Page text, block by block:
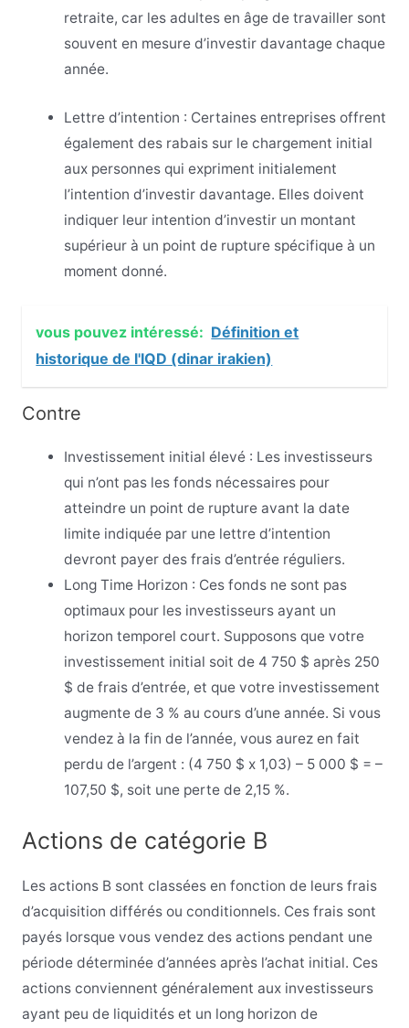
retraite, car les adultes en âge de travailler sont
souvent en mesure d’investir davantage chaque
année.
Lettre d’intention : Certaines entreprises offrent
également des rabais sur le chargement initial
aux personnes qui expriment initialement
l’intention d’investir davantage. Elles doivent
indiquer leur intention d’investir un montant
supérieur à un point de rupture spécifique à un
moment donné.
vous pouvez intéressé: Définition et
historique de l'IQD (dinar irakien)
Contre
Investissement initial élevé : Les investisseurs
qui n’ont pas les fonds nécessaires pour
atteindre un point de rupture avant la date
limite indiquée par une lettre d’intention
devront payer des frais d’entrée réguliers.
Long Time Horizon : Ces fonds ne sont pas
optimaux pour les investisseurs ayant un
horizon temporel court. Supposons que votre
investissement initial soit de 4 750 $ après 250
$ de frais d’entrée, et que votre investissement
augmente de 3 % au cours d’une année. Si vous
vendez à la fin de l’année, vous aurez en fait
perdu de l’argent : (4 750 $ x 1,03) – 5 000 $ = –
107,50 $, soit une perte de 2,15 %.
Actions de catégorie B
Les actions B sont classées en fonction de leurs frais
d’acquisition différés ou conditionnels. Ces frais sont
payés lorsque vous vendez des actions pendant une
période déterminée d’années après l’achat initial. Ces
actions conviennent généralement aux investisseurs
ayant peu de liquidités et un long horizon de